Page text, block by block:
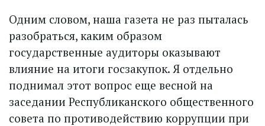
Одним словом, наша газета не раз пыталась
разобраться, каким образом
государственные аудиторы оказывают
влияние на итоги госзакупок. Я отдельно
поднимал этот вопрос еще весной на
заседании Республиканского общественного
совета по противодействию коррупции при